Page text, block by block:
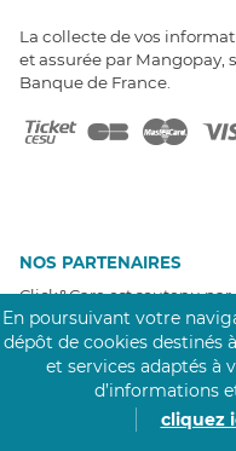
La collecte de vos
et assurée par Mangopay,
Banque de France.
NOS PARTENAIRES
Click&Care est soutenu par
Caisse des Dépôts et MAIF.
En poursuivant votre
dépôt de cookies destinés
et services adaptés à
d’informations
cliquez